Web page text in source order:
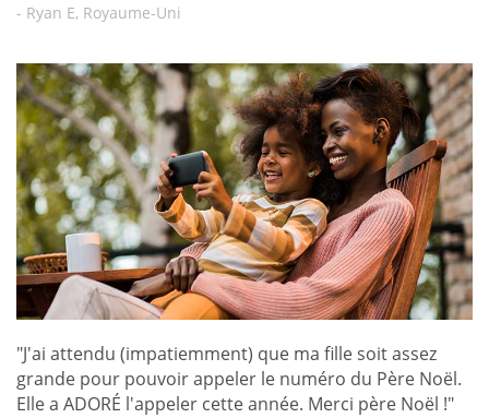
- Ryan E, Royaume-Uni
"J'ai attendu (impatiemment) que ma fille soit assez
grande pour pouvoir appeler le numéro du Père Noël.
Elle a ADORÉ l'appeler cette année. Merci père Noël !"